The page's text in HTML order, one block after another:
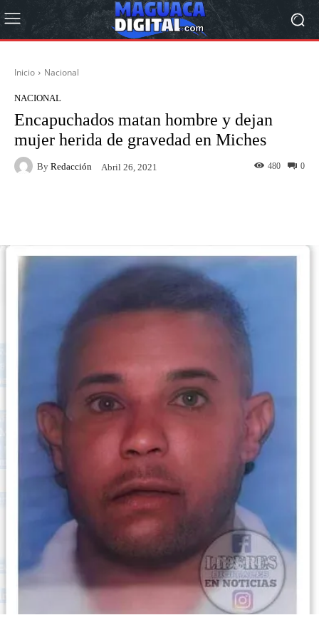
Inicio Nacional
NACIONAL
Encapuchados matan hombre y dejan
mujer herida de gravedad en Miches
By Redacción Abril 26, 2021 0
480